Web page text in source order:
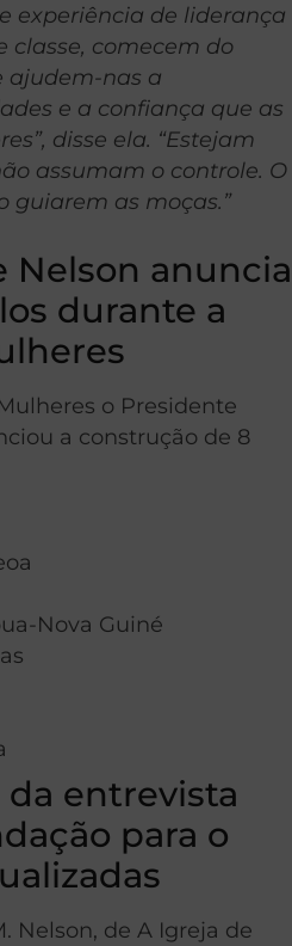
experiência de liderança
classe, comecem do
ajudem-nas a
e a confiança que as
disse ela. “Estejam
assumam o controle. O
guiarem as moças.”
Nelson anuncia
durante a
o Presidente
a construção de 8
Nova Guiné
da entrevista
para o
Nelson, de A Igreja de